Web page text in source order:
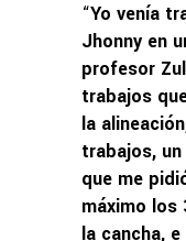
“Yo venía
Jhonny en
profesor
trabajos
la
trabajos,
que me
máximo los
la cancha,